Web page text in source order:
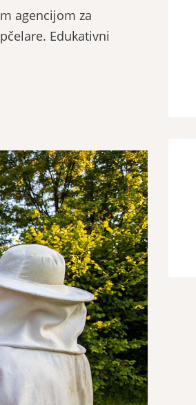
agencijom za
Edukativni